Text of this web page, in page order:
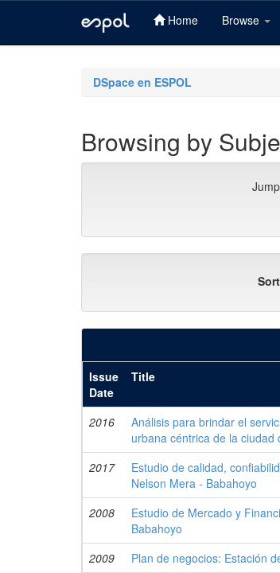
Home Browse
DSpace en ESPOL
Browsing by
Issue
Date
Title
2016
Análisis para brindar el
urbana céntrica de la
2017
Estudio de calidad,
Nelson Mera - Babahoyo
2008
Estudio de Mercado y
Babahoyo
2009
Plan de negocios: Estación